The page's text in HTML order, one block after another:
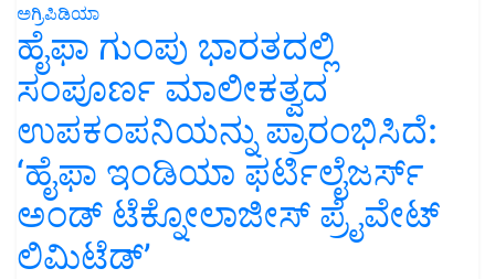
ಅಗ್ರಿಪಿಡಿಯಾ
ಹೈಫಾ ಗುಂಪು ಭಾರತದಲ್ಲಿ
ಸಂಪೂರ್ಣ ಮಾಲೀಕತ್ವದ
ಉಪಕಂಪನಿಯನ್ನು ಪ್ರಾರಂಭಿಸಿದೆ:
‘ಹೈಫಾ ಇಂಡಿಯಾ ಫರ್ಟಿಲೈಜರ್ಸ್
ಅಂಡ್ ಟೆಕ್ನೋಲಾಜೀಸ್ ಪ್ರೈವೇಟ್
ಲಿಮಿಟೆಡ್’